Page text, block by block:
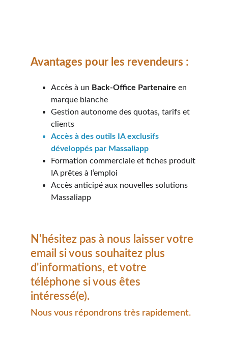
Avantages pour les revendeurs :
Accès à un Back-Office Partenaire en
marque blanche
Gestion autonome des quotas, tarifs et
clients
Accès à des outils IA exclusifs
développés par Massaliapp
Formation commerciale et fiches produit
IA prêtes à l’emploi
Accès anticipé aux nouvelles solutions
Massaliapp
N'hésitez pas à nous laisser votre
email si vous souhaitez plus
d'informations, et votre
téléphone si vous êtes
intéressé(e).
Nous vous répondrons très rapidement.